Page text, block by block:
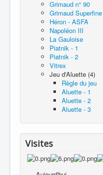
Grimaud n° 90
Grimaud Superfine
Héron - ASFA
Napoléon III
La Gauloise
Piatnik - 1
Piatnik - 2
Vitrex
Jeu d'Aluette (4)
Règle du jeu
Aluette - 1
Aluette - 2
Aluette - 3
Visites